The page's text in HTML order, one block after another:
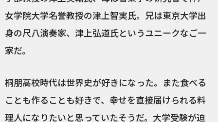
女学院大学名誉教授の津上智実氏。兄は東京大学出
身の尺八演奏家、津上弘道氏というユニークなご一
家だ。
桐朋高校時代は世界史が好きになった。また食べる
ことも作ることも好きで、幸せを直接届けられる料
理人になりたいと思っていたそうだ。大学受験が迫